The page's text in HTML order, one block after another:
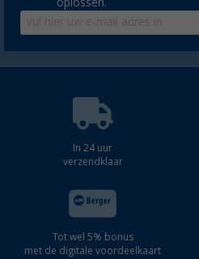
In 24 uur
verzendklaar
Tot wel 5% bonus
met de digitale voordeelkaart